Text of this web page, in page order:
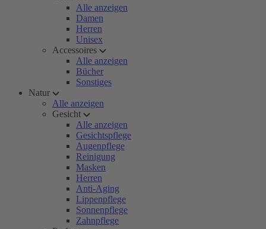
Alle anzeigen
Damen
Herren
Unisex
Accessoires
Alle anzeigen
Bücher
Sonstiges
Natur
Alle anzeigen
Gesicht
Alle anzeigen
Gesichtspflege
Augenpflege
Reinigung
Masken
Herren
Anti-Aging
Lippenpflege
Sonnenpflege
Zahnpflege